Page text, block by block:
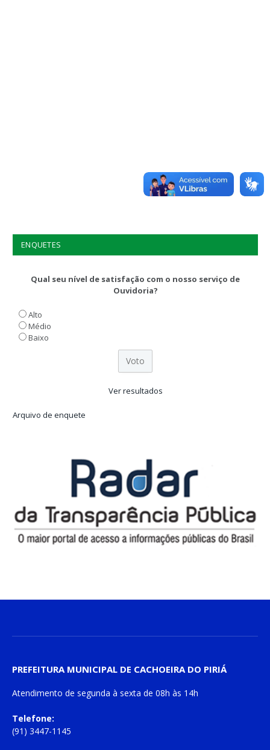
ENQUETES
Qual seu nível de satisfação com o nosso serviço de
Ouvidoria?
Alto
Médio
Baixo
Ver resultados
Arquivo de enquete
PREFEITURA MUNICIPAL DE CACHOEIRA DO PIRIÁ
Atendimento de segunda à sexta de 08h às 14h
Telefone:
(91) 3447-1145